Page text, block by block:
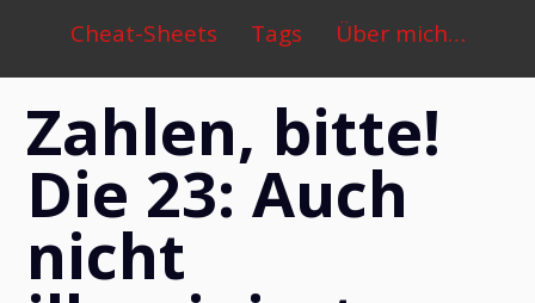
Menu
Cheat-Sheets Tags Über mich…
Zahlen, bitte!
Die 23: Auch
nicht